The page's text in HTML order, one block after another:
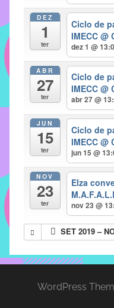
pacificadoras
problemas
verificados
instituto,
para
prevenção
DEZ
1
ter
Ciclo de
IMECC@
dez 1 @
ABR
27
ter
Ciclo de
IMECC@
abr 27 @
JUN
15
ter
Ciclo de
IMECC@
jun 15 @
NOV
23
ter
Elza
nov 23 @
SET 2019 –
WordPress